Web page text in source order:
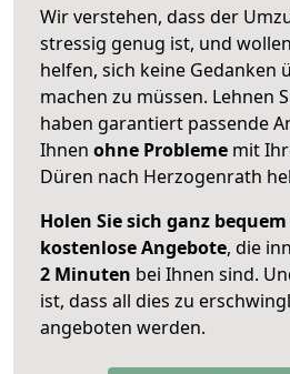
Wir verstehen, dass der
stressig genug ist, und
helfen, sich keine Gedanken
machen zu müssen. Lehnen
haben garantiert passende
Ihnen ohne Probleme mit
Düren nach Herzogenrath
Holen Sie sich ganz
kostenlose Angebote, die
2 Minuten bei Ihnen sind.
ist, dass all dies zu
angeboten werden.